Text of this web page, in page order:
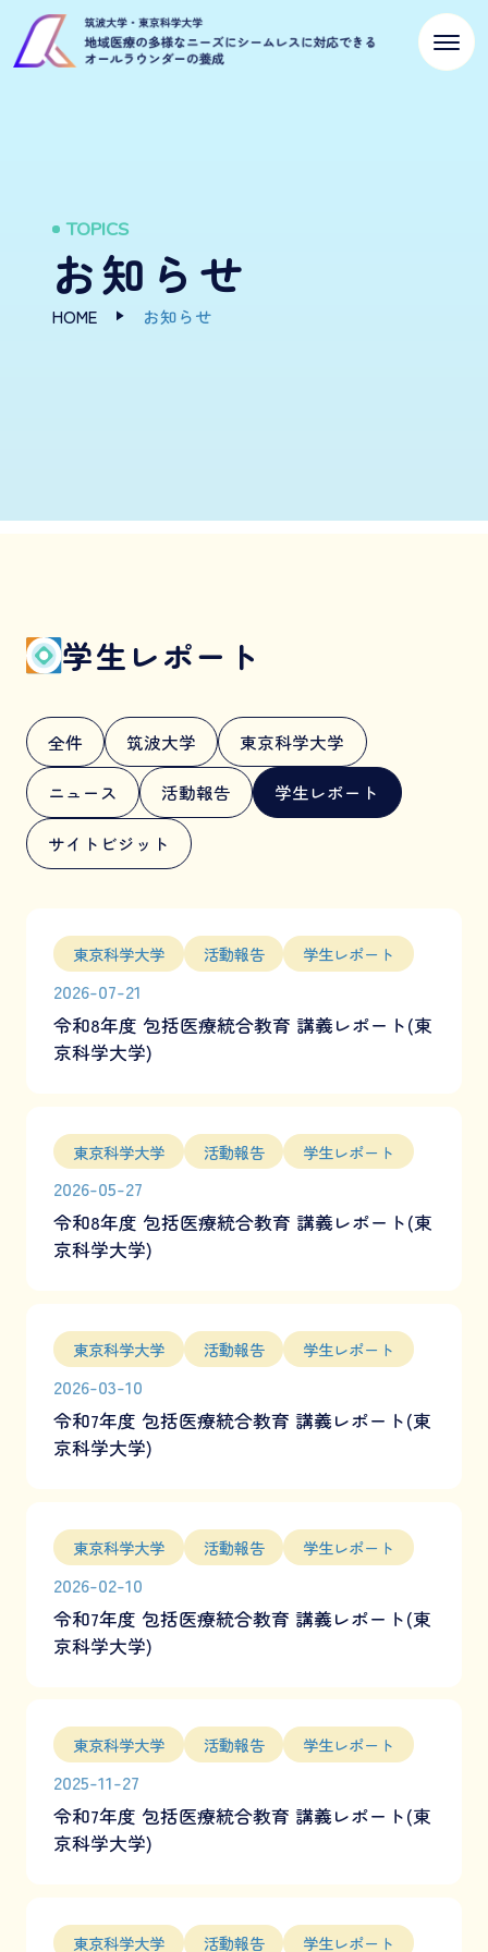
TOPICS
お知らせ
HOME お知らせ
学生レポート
全件 筑波大学 東京科学大学
ニュース 活動報告 学生レポート
サイトビジット
2026-07-21
東京科学大学 活動報告 学生レポート
令和8年度 包括医療統合教育 講義レポート(東
京科学大学)
2026-05-27
東京科学大学 活動報告 学生レポート
令和8年度 包括医療統合教育 講義レポート(東
京科学大学)
2026-03-10
東京科学大学 活動報告 学生レポート
令和7年度 包括医療統合教育 講義レポート(東
京科学大学)
2026-02-10
東京科学大学 活動報告 学生レポート
令和7年度 包括医療統合教育 講義レポート(東
京科学大学)
2025-11-27
東京科学大学 活動報告 学生レポート
令和7年度 包括医療統合教育 講義レポート(東
京科学大学)
東京科学大学 活動報告 学生レポート